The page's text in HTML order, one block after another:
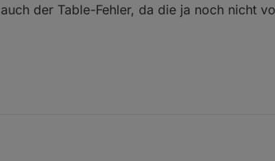
der Table-Fehler, da die ja noch nicht